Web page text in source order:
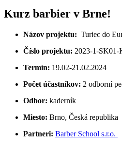
Kurz barbier v Brne!
Názov projektu: Turiec do
Číslo projektu: 2023-1-
Termín: 19.02-21.02.2024
Počet účastníkov: 2 odborní
Odbor: kaderník
Miesto: Brno, Česká republika
Partneri: Barber School s.r.o.